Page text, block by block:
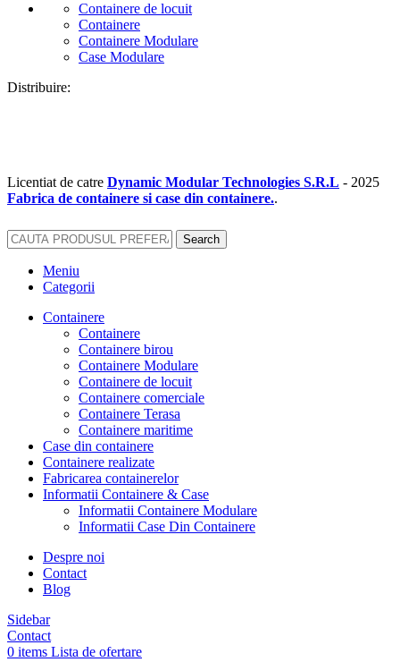
Containere de locuit
Containere
Containere Modulare
Case Modulare
Distribuire:
Licentiat de catre Dynamic Modular Technologies S.R.L - 2025
Fabrica de containere si case din containere..
Search
Meniu
Categorii
Containere
Containere
Containere birou
Containere Modulare
Containere de locuit
Containere comerciale
Containere Terasa
Containere maritime
Case din containere
Containere realizate
Fabricarea containerelor
Informatii Containere & Case
Informatii Containere Modulare
Informatii Case Din Containere
Despre noi
Contact
Blog
Sidebar
Contact
0 items Lista de ofertare